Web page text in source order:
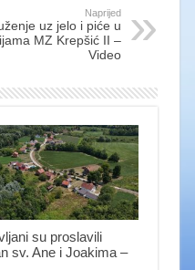
Naprijed
uz jelo i piće u
MZ Krepšić II –
Video
su proslavili
sv. Ane i Joakima –